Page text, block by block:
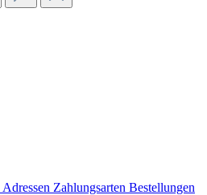
Adressen Zahlungsarten Bestellungen